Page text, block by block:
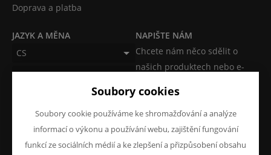
Doprava a platba
JAZYK A MĚNA
CS
CZK (Kč)
NAPIŠTE NÁM
Chcete nám něco sdělit o
našich produktech nebo e-
Soubory cookies
Soubory cookie používáme ke shromažďování a analýze
informací o výkonu a používání webu, zajištění fungování
funkcí ze sociálních médií a ke zlepšení a přizpůsobení obsahu